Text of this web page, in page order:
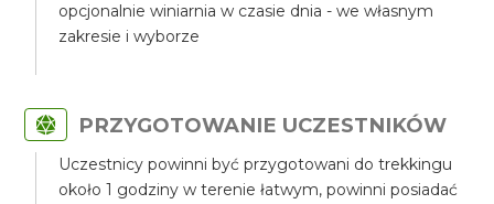
opcjonalnie winiarnia w czasie dnia - we własnym
zakresie i wyborze
PRZYGOTOWANIE UCZESTNIKÓW
Uczestnicy powinni być przygotowani do trekkingu
około 1 godziny w terenie łatwym, powinni posiadać